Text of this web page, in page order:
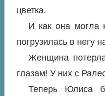
цветка.
И как она могла
погрузилась в негу
Женщина
глазам! У них с
Теперь Юлиса